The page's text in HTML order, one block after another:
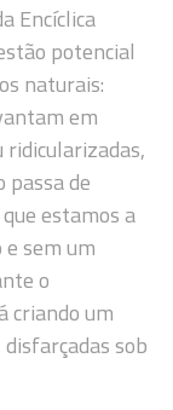
Encíclica
potencial
naturais:
em
ridicularizadas,
passa de
estamos a
sem um
o
criando um
sob